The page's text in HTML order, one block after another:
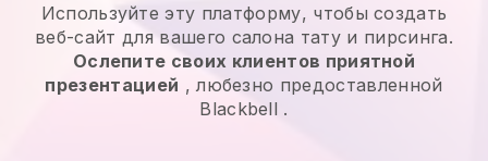
Используйте эту платформу, чтобы создать
веб-сайт для вашего салона тату и пирсинга.
Ослепите своих клиентов приятной
презентацией , любезно предоставленной
Blackbell .